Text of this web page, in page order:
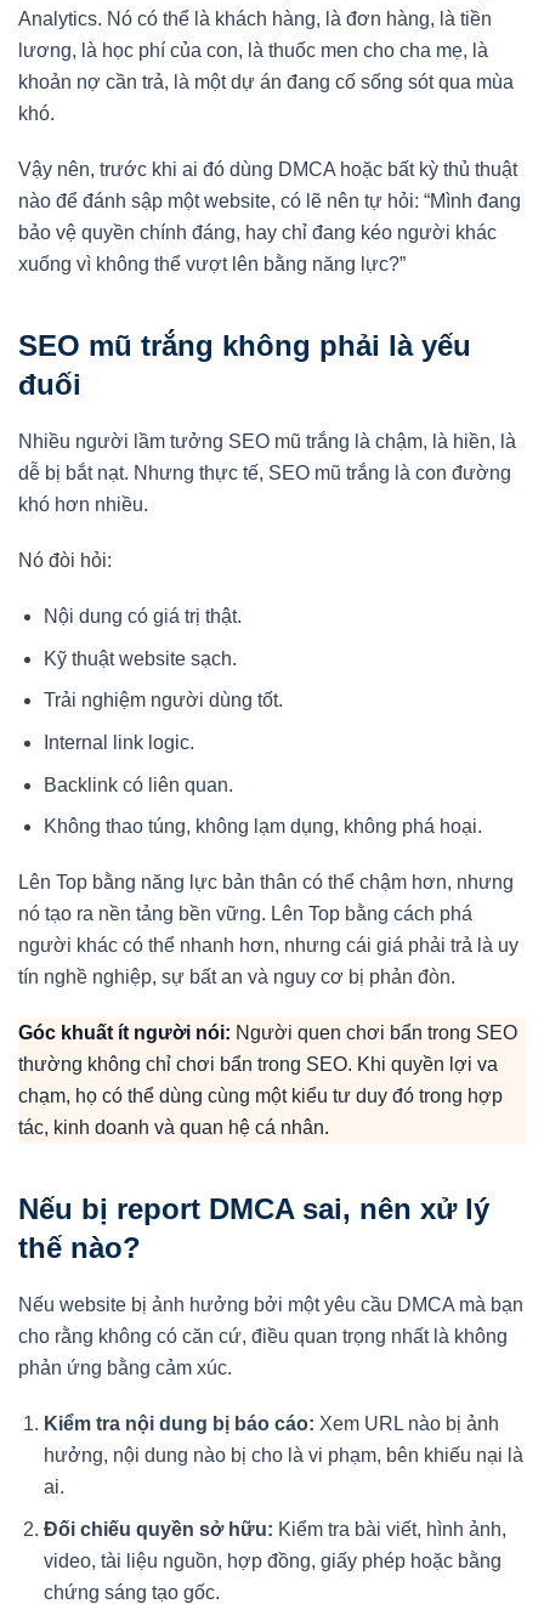
Analytics. Nó có thể là khách hàng, là đơn hàng, là tiền
lương, là học phí của con, là thuốc men cho cha mẹ, là
khoản nợ cần trả, là một dự án đang cố sống sót qua mùa
khó.
Vậy nên, trước khi ai đó dùng DMCA hoặc bất kỳ thủ thuật
nào để đánh sập một website, có lẽ nên tự hỏi: “Mình đang
bảo vệ quyền chính đáng, hay chỉ đang kéo người khác
xuống vì không thể vượt lên bằng năng lực?”
SEO mũ trắng không phải là yếu
đuối
Nhiều người lầm tưởng SEO mũ trắng là chậm, là hiền, là
dễ bị bắt nạt. Nhưng thực tế, SEO mũ trắng là con đường
khó hơn nhiều.
Nó đòi hỏi:
Nội dung có giá trị thật.
Kỹ thuật website sạch.
Trải nghiệm người dùng tốt.
Internal link logic.
Backlink có liên quan.
Không thao túng, không lạm dụng, không phá hoại.
Lên Top bằng năng lực bản thân có thể chậm hơn, nhưng
nó tạo ra nền tảng bền vững. Lên Top bằng cách phá
người khác có thể nhanh hơn, nhưng cái giá phải trả là uy
tín nghề nghiệp, sự bất an và nguy cơ bị phản đòn.
Góc khuất ít người nói: Người quen chơi bẩn trong SEO
thường không chỉ chơi bẩn trong SEO. Khi quyền lợi va
chạm, họ có thể dùng cùng một kiểu tư duy đó trong hợp
tác, kinh doanh và quan hệ cá nhân.
Nếu bị report DMCA sai, nên xử lý
thế nào?
Nếu website bị ảnh hưởng bởi một yêu cầu DMCA mà bạn
cho rằng không có căn cứ, điều quan trọng nhất là không
phản ứng bằng cảm xúc.
Kiểm tra nội dung bị báo cáo: Xem URL nào bị ảnh
hưởng, nội dung nào bị cho là vi phạm, bên khiếu nại là
ai.
Đối chiếu quyền sở hữu: Kiểm tra bài viết, hình ảnh,
video, tài liệu nguồn, hợp đồng, giấy phép hoặc bằng
chứng sáng tạo gốc.